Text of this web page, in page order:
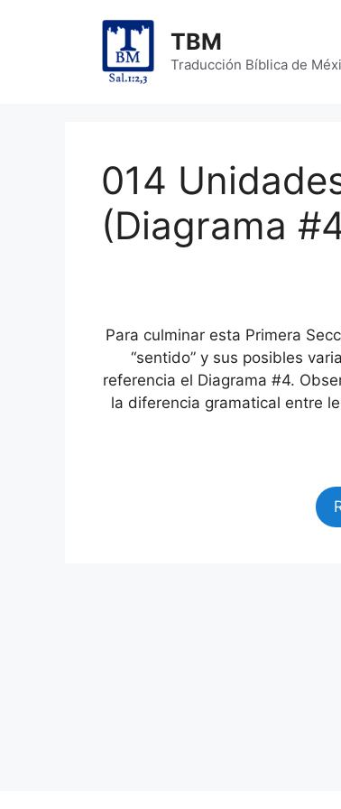
TBM
Traducción Bíblica de
014
(Diagrama
Para culminar esta Primera
“sentido” y sus posibles
referencia el Diagrama #4.
la diferencia gramatical entre